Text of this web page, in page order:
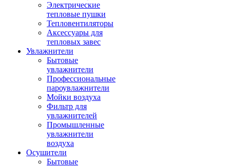
Электрические
тепловые пушки
Тепловентиляторы
Аксессуары для
тепловых завес
Увлажнители
Бытовые
увлажнители
Профессиональные
пароувлажнители
Мойки воздуха
Фильтр для
увлажнителей
Промышленные
увлажнители
воздуха
Осушители
Бытовые